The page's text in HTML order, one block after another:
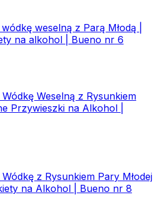
weselną z Parą Młodą |
na alkohol | Bueno nr 6
Weselną z Rysunkiem
Przywieszki na Alkohol |
z Rysunkiem Pary Młodej
na Alkohol | Bueno nr 8